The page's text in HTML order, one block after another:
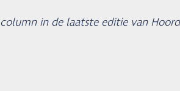
in de laatste editie van